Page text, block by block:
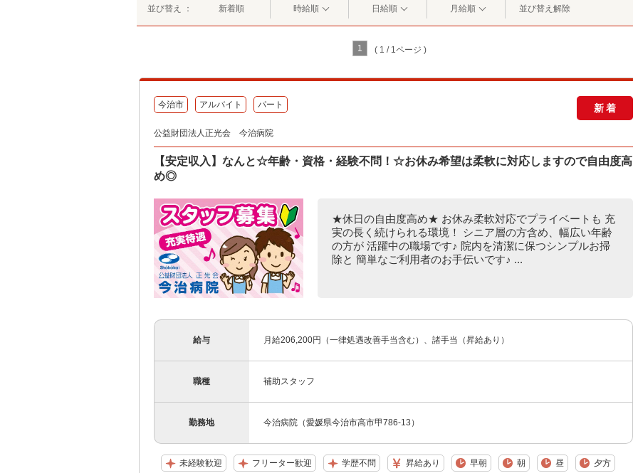
並び替え ： 新着順 時給順 日給順 月給順 並び替え解除
1 ( 1 / 1ページ )
今治市 アルバイト パート 新着
公益財団法人正光会 今治病院
【安定収入】なんと☆年齢・資格・経験不問！☆お休み希望は柔軟に対応しますので自由度高
め◎
★休日の自由度高め★ お休み柔軟対応でプライベートも 充
実の長く続けられる環境！ シニア層の方含め、幅広い年齢
の方が 活躍中の職場です♪ 院内を清潔に保つシンプルお掃
除と 簡単なご利用者のお手伝いです♪ ...
給与 月給206,200円（一律処遇改善手当含む）、諸手当（昇給あり）
職種 補助スタッフ
勤務地 今治病院（愛媛県今治市高市甲786-13）
未経験歓迎 フリーター歓迎 学歴不問 昇給あり 早朝 朝 昼 夕方